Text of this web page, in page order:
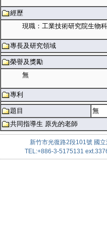
經歷
現職：工業技術研究院生物
專長及研究領域
榮譽及獎勵
無
專利
題目
無
共同指導生 原先的老師
新竹市光復路2段101號 國
TEL:+886-3-5175131